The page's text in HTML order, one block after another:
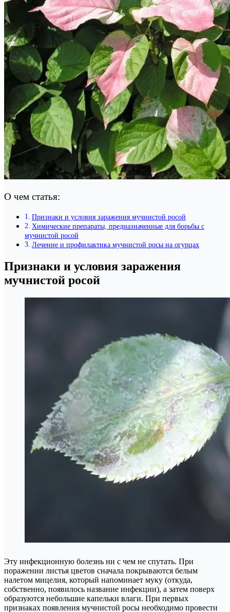
О чем статья:
Признаки и условия заражения мучнистой росой
Химические препараты, предназначенные для борьбы с
мучнистой росой
Лечение и профилактика мучнистой росы на огурцах
Признаки и условия заражения
мучнистой росой
Эту инфекционную болезнь ни с чем не спутать. При
поражении листья цветов сначала покрываются белым
налетом мицелия, который напоминает муку (откуда,
собственно, появилось название инфекции), а затем поверх
образуются небольшие капельки влаги. При первых
признаках появления мучнистой росы необходимо провести